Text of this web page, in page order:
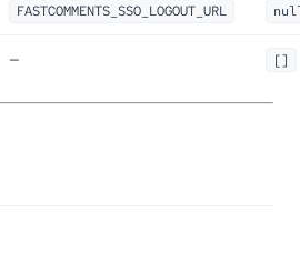
FASTCOMMENTS_SSO_LOGOUT_URL
— []